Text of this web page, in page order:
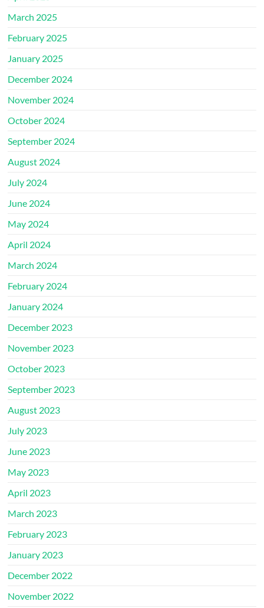
March 2025
February 2025
January 2025
December 2024
November 2024
October 2024
September 2024
August 2024
July 2024
June 2024
May 2024
April 2024
March 2024
February 2024
January 2024
December 2023
November 2023
October 2023
September 2023
August 2023
July 2023
June 2023
May 2023
April 2023
March 2023
February 2023
January 2023
December 2022
November 2022